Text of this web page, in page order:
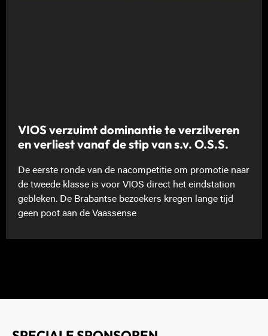
VIOS verzuimt dominantie te verzilveren
en verliest vanaf de stip van s.v. O.S.S.
De eerste ronde van de nacompetitie om promotie naar
de tweede klasse is voor VIOS direct het eindstation
gebleken. De Brabantse bezoekers kregen lange tijd
geen poot aan de Vaassense